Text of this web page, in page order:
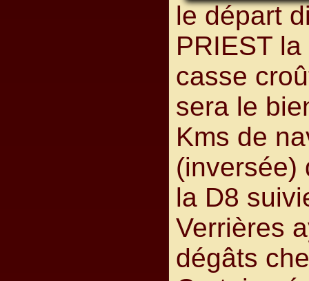
le départ
PRIEST
casse
sera le
Kms de
(inversée)
la D8
Verrières
dégâts